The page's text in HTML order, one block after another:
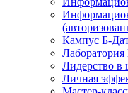
Кампус Б-
Лидерство в
Личная